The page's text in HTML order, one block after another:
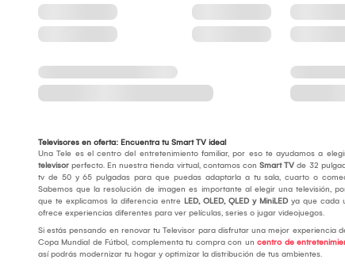
Televisores en oferta: Encuentra tu Smart TV ideal
Una Tele es el centro del entretenimiento familiar, por eso te ayudamos a
televisor perfecto. En nuestra tienda virtual, contamos con Smart TV de 32
tv de 50 y 65 pulgadas para que puedas adaptarla a tu sala, cuarto o
Sabemos que la resolución de imagen es importante al elegir una televisión,
que te explicamos la diferencia entre LED, OLED, QLED y MiniLED ya que cada
ofrece experiencias diferentes para ver películas, series o jugar videojuegos.
Si estás pensando en renovar tu Televisor para disfrutar una mejor experiencia
Copa Mundial de Fútbol, complementa tu compra con un centro de
así podrás modernizar tu hogar y optimizar la distribución de tus ambientes.